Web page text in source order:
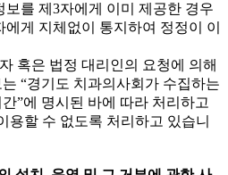
를 제3자에게 이미 제공한 경우
게 지체없이 통지하여 정정이 이
혹은 법정 대리인의 요청에 의해
“경기도 치과의사회가 수집하는
”에 명시된 바에 따라 처리하고
용할 수 없도록 처리하고 있습니